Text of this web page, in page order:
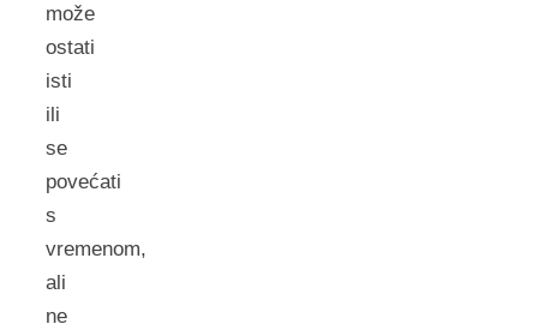
može
ostati
isti
ili
se
povećati
s
vremenom,
ali
ne